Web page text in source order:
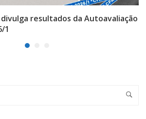
divulga resultados da Autoavaliação
1